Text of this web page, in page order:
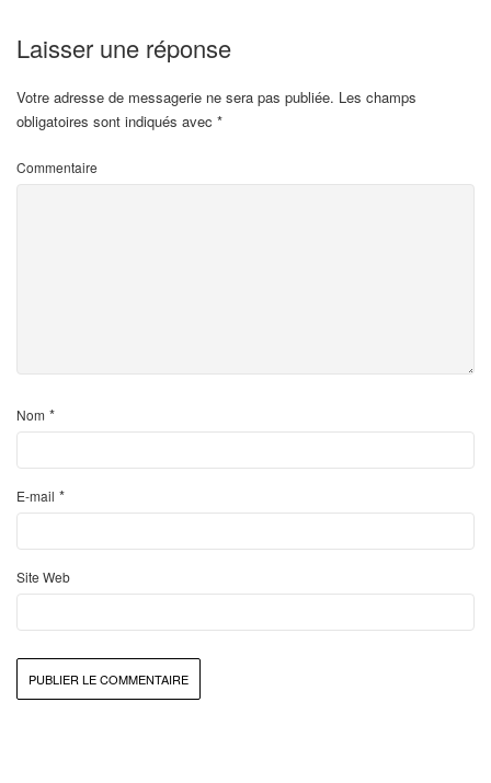
Laisser une réponse
Votre adresse de messagerie ne sera pas publiée. Les champs
obligatoires sont indiqués avec *
Commentaire
Nom *
E-mail *
Site Web